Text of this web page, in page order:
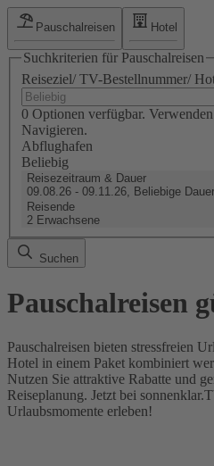
Pauschalreisen Hotel
Suchkriterien für Pauschalreisen
Reiseziel/ TV-Bestellnummer/
0 Optionen verfügbar.
Navigieren.
Abflughafen
Beliebig
Reisezeitraum & Dauer
09.08.26 - 09.11.26, Beliebige Dauer
Reisende
2 Erwachsene
Suchen
Pauschalreisen
Pauschalreisen bieten stressfreien
Hotel in einem Paket kombiniert
Nutzen Sie attraktive Rabatte und
Reiseplanung. Jetzt bei
Urlaubsmomente erleben!